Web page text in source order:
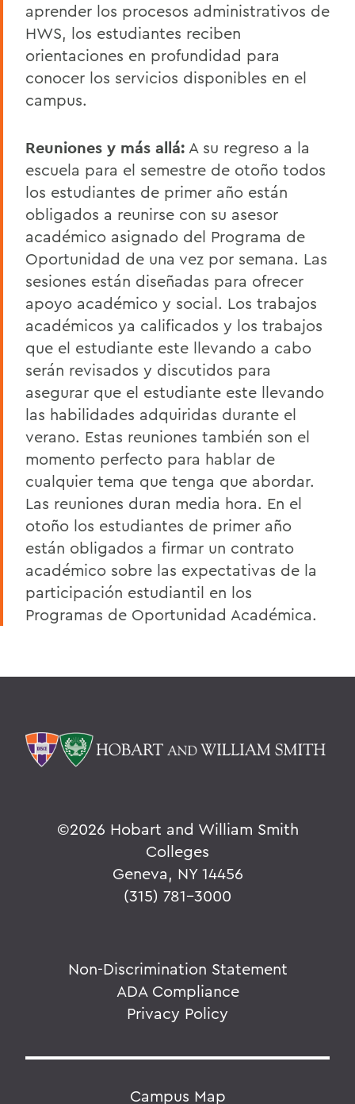
aprender los procesos administrativos de
HWS, los estudiantes reciben
orientaciones en profundidad para
conocer los servicios disponibles en el
campus.
Reuniones y más allá: A su regreso a la
escuela para el semestre de otoño todos
los estudiantes de primer año están
obligados a reunirse con su asesor
académico asignado del Programa de
Oportunidad de una vez por semana. Las
sesiones están diseñadas para ofrecer
apoyo académico y social. Los trabajos
académicos ya calificados y los trabajos
que el estudiante este llevando a cabo
serán revisados y discutidos para
asegurar que el estudiante este llevando
las habilidades adquiridas durante el
verano. Estas reuniones también son el
momento perfecto para hablar de
cualquier tema que tenga que abordar.
Las reuniones duran media hora. En el
otoño los estudiantes de primer año
están obligados a firmar un contrato
académico sobre las expectativas de la
participación estudiantil en los
Programas de Oportunidad Académica.
©2026 Hobart and William Smith
Colleges
Geneva, NY 14456
(315) 781-3000
Non-Discrimination Statement
ADA Compliance
Privacy Policy
Campus Map